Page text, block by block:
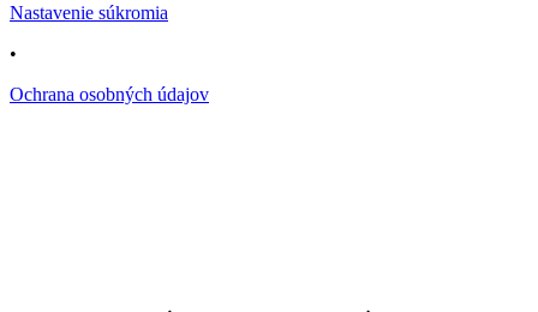
Nastavenie súkromia
•
Ochrana osobných údajov